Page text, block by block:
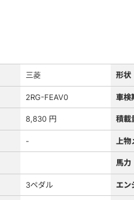
三菱 形状
2RG-FEAV0 車検
8,830 円 積載
- 上物
馬力
3ペダル エン